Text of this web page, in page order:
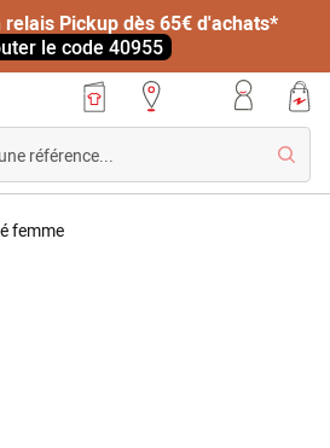
Pickup dès 65€ d'achats*
le code 40955
femmeT-